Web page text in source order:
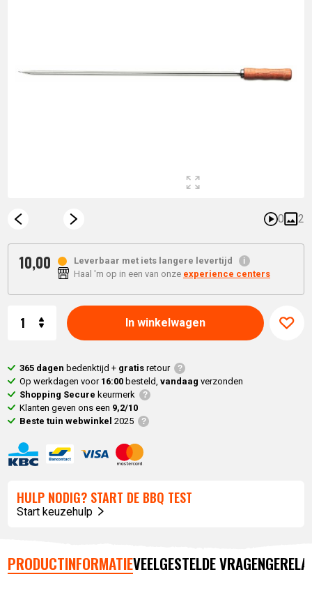
0 2
10,00
Leverbaar met iets langere levertijd
Haal 'm op in een van onze experience centers
In winkelwagen
365 dagen bedenktijd + gratisretour
Op werkdagen voor 16:00 besteld,vandaag verzonden
Shopping Secure keurmerk
Klanten geven ons een 9,2/10
Beste tuin webwinkel 2025
HULP NODIG? START DE BBQ TEST
Start keuzehulp
PRODUCTINFORMATIEVEELGESTELDE VRAGEN